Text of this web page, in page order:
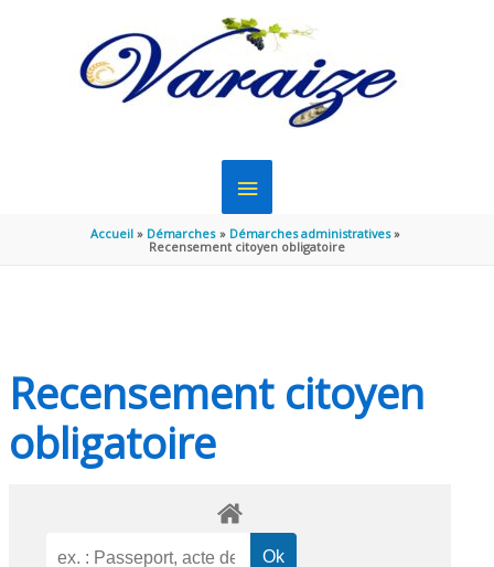
MENU
PRINCIPAL
Accueil Démarches
Démarches administratives
Recensement citoyen obligatoire
Recensement citoyen
obligatoire